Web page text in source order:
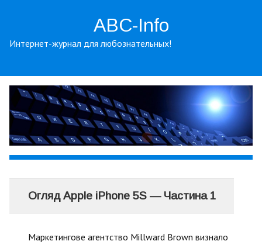
ABC-Info
Интернет-журнал для любознательных!
Огляд Apple iPhone 5S — Частина 1
Маркетингове агентство Millward Brown визнало